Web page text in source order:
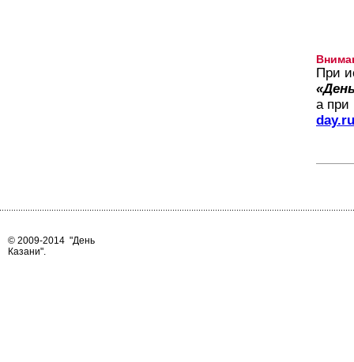
При
а при
day.ru
© 2009-2014 "День
Казани".